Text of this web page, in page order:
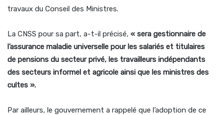
travaux du Conseil des Ministres.
La CNSS pour sa part, a-t-il précisé, « sera gestionnaire de
l’assurance maladie universelle pour les salariés et titulaires
de pensions du secteur privé, les travailleurs indépendants
des secteurs informel et agricole ainsi que les ministres des
cultes ».
Par ailleurs, le gouvernement a rappelé que l’adoption de ce